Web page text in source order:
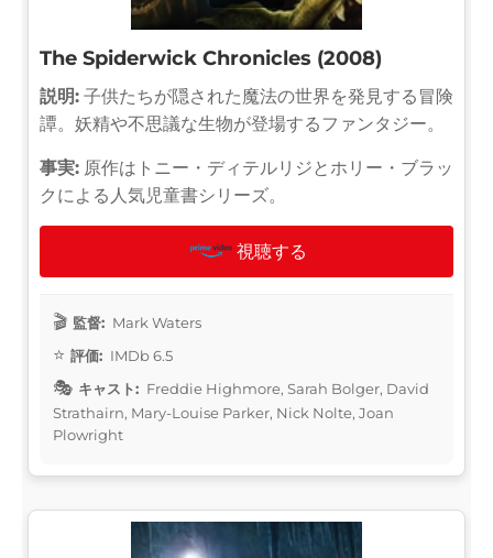
The Spiderwick Chronicles (2008)
説明: 子供たちが隠された魔法の世界を発見する冒険
譚。妖精や不思議な生物が登場するファンタジー。
事実: 原作はトニー・ディテルリジとホリー・ブラッ
クによる人気児童書シリーズ。
視聴する
監督: Mark Waters
評価: IMDb 6.5
キャスト: Freddie Highmore, Sarah Bolger, David
Strathairn, Mary-Louise Parker, Nick Nolte, Joan
Plowright